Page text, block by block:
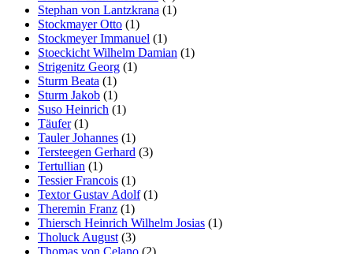
Stephan von Lantzkrana (1)
Stockmayer Otto (1)
Stockmeyer Immanuel (1)
Stoeckicht Wilhelm Damian (1)
Strigenitz Georg (1)
Sturm Beata (1)
Sturm Jakob (1)
Suso Heinrich (1)
Täufer(1)
Tauler Johannes (1)
Tersteegen Gerhard (3)
Tertullian (1)
Tessier Francois (1)
Textor Gustav Adolf(1)
Theremin Franz (1)
Thiersch Heinrich Wilhelm Josias (1)
Tholuck August (3)
Thomas von Celano (2)